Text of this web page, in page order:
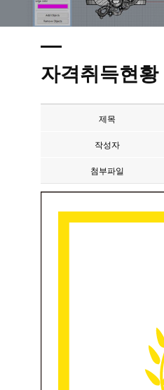
자격취득현황
제목
작성자
첨부파일